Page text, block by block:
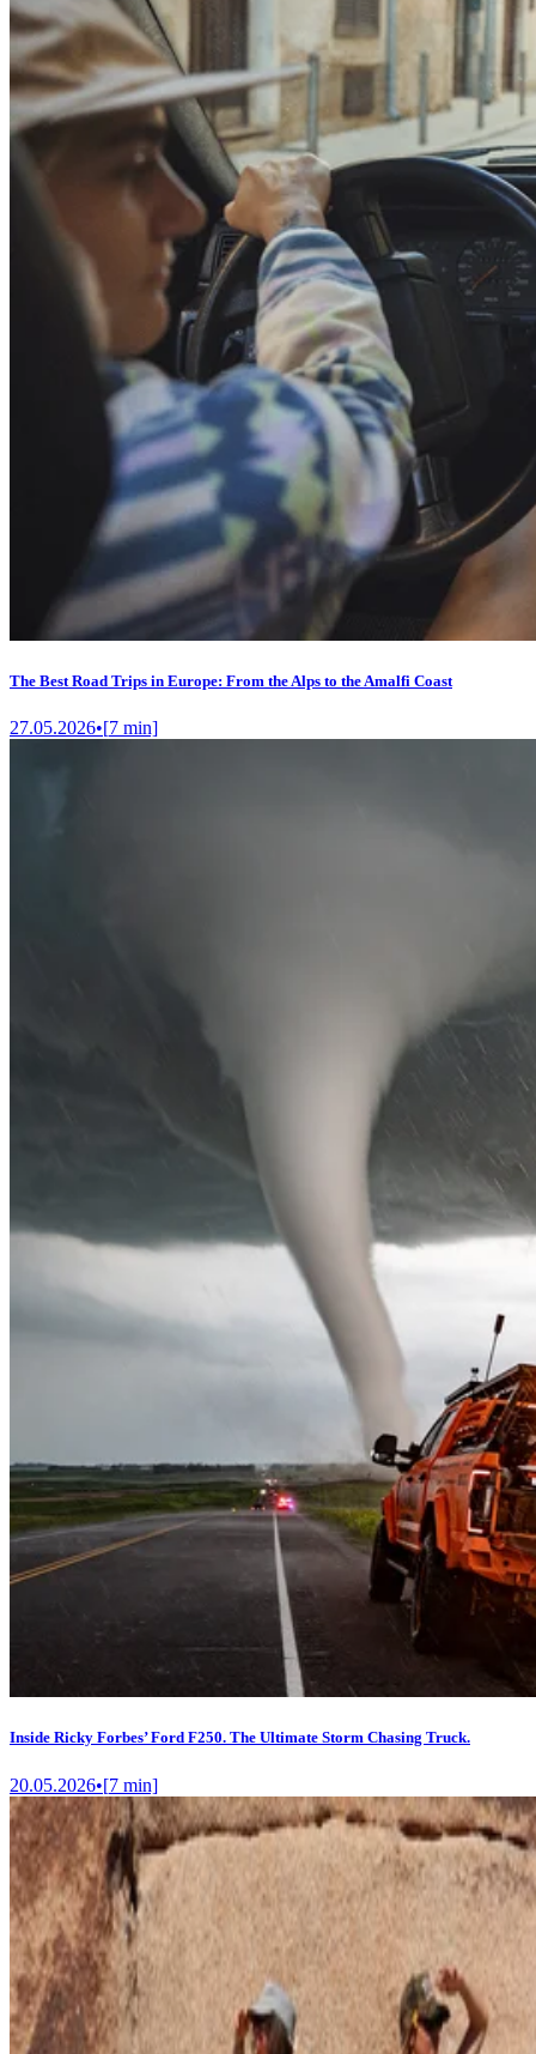
The Best Road Trips in Europe: From the Alps to the Amalfi Coast
27.05.2026•[7 min]
Inside Ricky Forbes’ Ford F250. The Ultimate Storm Chasing Truck.
20.05.2026•[7 min]